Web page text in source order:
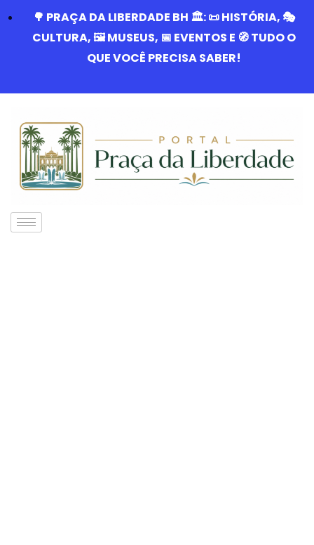
🌳 PRAÇA DA LIBERDADE BH 🏛️: 📜 HISTÓRIA, 🎭
CULTURA, 🖼️ MUSEUS, 📅 EVENTOS E 🧭 TUDO O
QUE VOCÊ PRECISA SABER!